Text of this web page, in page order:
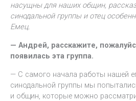
насущны для наших общин,
синодальной группы и отец
Емец.
— Андрей, расскажите,
появилась эта группа.
— С самого начала работы нашей
синодальной группы мы
и общин, которые можно